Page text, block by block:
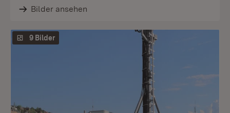
Bilder ansehen
9 Bilder